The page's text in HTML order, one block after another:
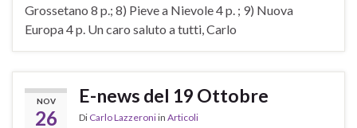
Grossetano 8 p.; 8) Pieve a Nievole 4 p. ; 9) Nuova
Europa 4 p. Un caro saluto a tutti, Carlo
NOV
26
E-news del 19 Ottobre
Di Carlo Lazzeroniin Articoli